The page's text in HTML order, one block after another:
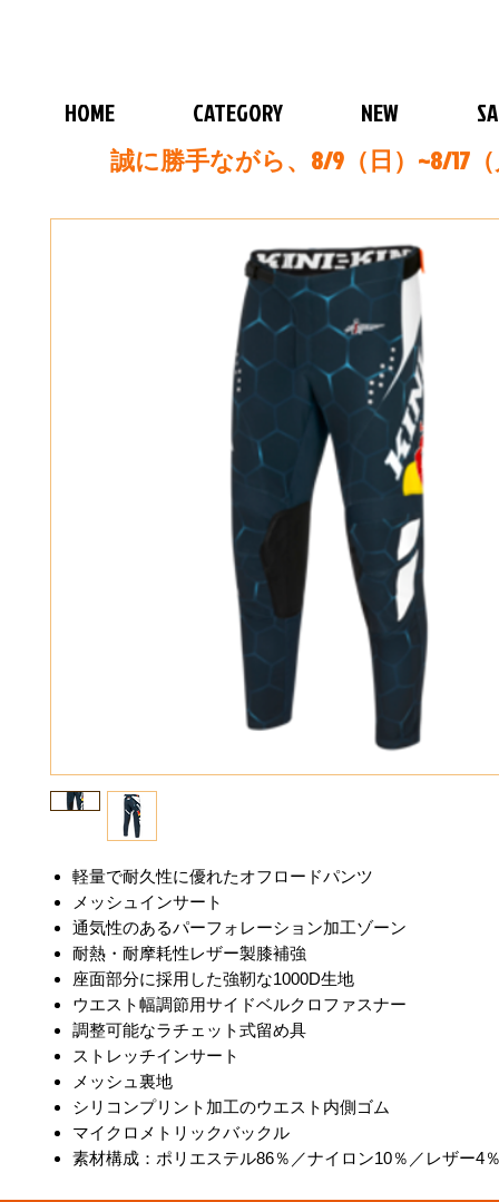
HOME CATEGORY NEW
誠に勝手ながら、8/9（日）~8/17
軽量で耐久性に優れたオフロードパンツ
メッシュインサート
通気性のあるパーフォレーション加工ゾーン
耐熱・耐摩耗性レザー製膝補強
座面部分に採用した強靭な1000D生地
ウエスト幅調節用サイドベルクロファスナー
調整可能なラチェット式留め具
ストレッチインサート
メッシュ裏地
シリコンプリント加工のウエスト内側ゴム
マイクロメトリックバックル
素材構成：ポリエステル86％／ナイロン10％／レザー4